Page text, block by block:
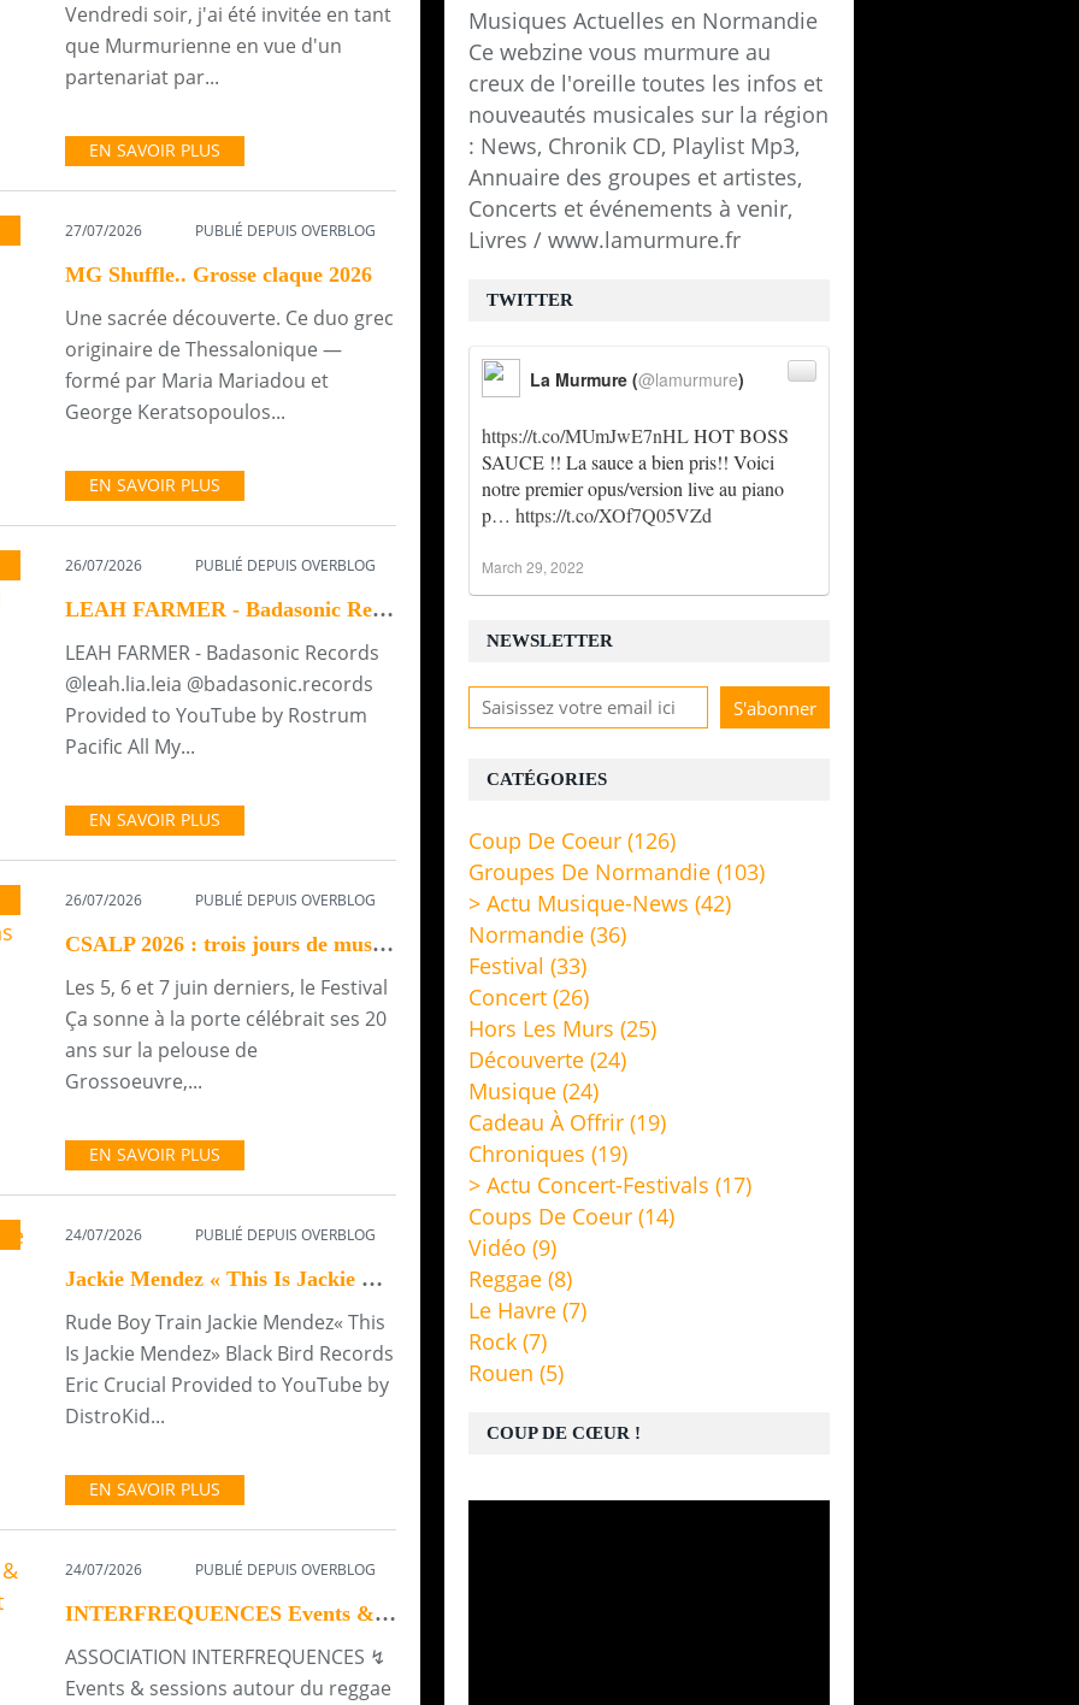
Vendredi soir, j'ai été invitée en tant
que Murmurienne en vue d'un
partenariat par...
EN SAVOIR PLUS
,HORS LES MURS
27/07/2026 PUBLIÉ DEPUIS OVERBLOG
MG Shuffle.. Grosse claque 2026
Une sacrée découverte. Ce duo grec
originaire de Thessalonique —
formé par Maria Mariadou et
George Keratsopoulos...
EN SAVOIR PLUS
> ACTU MUSIQUE-NEWS
26/07/2026 PUBLIÉ DEPUIS OVERBLOG
LEAH FARMER - Badasonic Records By RUDE BOY TRAIN
LEAH FARMER - Badasonic Records
@leah.lia.leia @badasonic.records
Provided to YouTube by Rostrum
Pacific All My...
EN SAVOIR PLUS
FESTIVAL26/07/2026 PUBLIÉ DEPUIS OVERBLOG
CSALP 2026 : trois jours de musique pour fêter les 20 ans du festival
Les 5, 6 et 7 juin derniers, le Festival
Ça sonne à la porte célébrait ses 20
ans sur la pelouse de
Grossoeuvre,...
EN SAVOIR PLUS
24/07/2026 PUBLIÉ DEPUIS OVERBLOG
Jackie Mendez « This Is Jackie Mendez » Rude Boy Train
Rude Boy Train Jackie Mendez« This
Is Jackie Mendez» Black Bird Records
Eric Crucial Provided to YouTube by
DistroKid...
EN SAVOIR PLUS
24/07/2026 PUBLIÉ DEPUIS OVERBLOG
INTERFREQUENCES Events & sessions autour du reggae et dub culture ROUEN
ASSOCIATION INTERFREQUENCES ↯
Events & sessions autour du reggae
NEWSLETTER
Ce webzine vous murmure au
creux de l'oreille toutes les infos et
nouveautés musicales sur la région
: News, Chronik CD, Playlist Mp3,
Annuaire des groupes et artistes,
Concerts et événements à venir,
Livres / www.lamurmure.fr
TWITTER
https://t.co/MUmJwE7nHLHOT BOSS
SAUCE !! La sauce a bien pris!! Voici
notre premier opus/version live au piano
p… https://t.co/XOf7Q05VZd
La Murmure (@lamurmure)
March 29, 2022
CATÉGORIES
Coup De Coeur (126)
Groupes De Normandie (103)
> Actu Musique-News (42)
Normandie (36)
Festival (33)
Concert (26)
Hors Les Murs (25)
Découverte (24)
Musique (24)
Cadeau À Offrir (19)
Chroniques (19)
> Actu Concert-Festivals (17)
Coups De Coeur (14)
Vidéo (9)
Reggae (8)
Le Havre (7)
Rock (7)
Rouen (5)
COUP DE CŒUR !